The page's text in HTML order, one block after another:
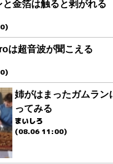
と金箔は触ると剥がれる
は超音波が聞こえる
姉がはまったガムラン
ってみる
まいしろ
(08.06 11:00)